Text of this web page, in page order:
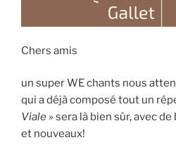
Chers amis
un super WE chants nous
qui a déjà composé tout un
Viale » sera là bien sûr, avec
et nouveaux!